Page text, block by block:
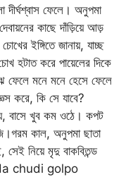
ফেলে। অনুপমা
কাছে দাঁড়িয়ে আড়
ইঙ্গিতে জানায়, যাচ্ছ
হটাত করে পায়েলের দিকে
ফেলে মনে মনে হেসে ফেলে
করে, কি সে যাবে?
বাসে খুব কম ওঠে। কপট
কাল, অনুপমা ছাতা
সেই নিয়ে মৃদু বাকবিতন্ড
chudi golpo